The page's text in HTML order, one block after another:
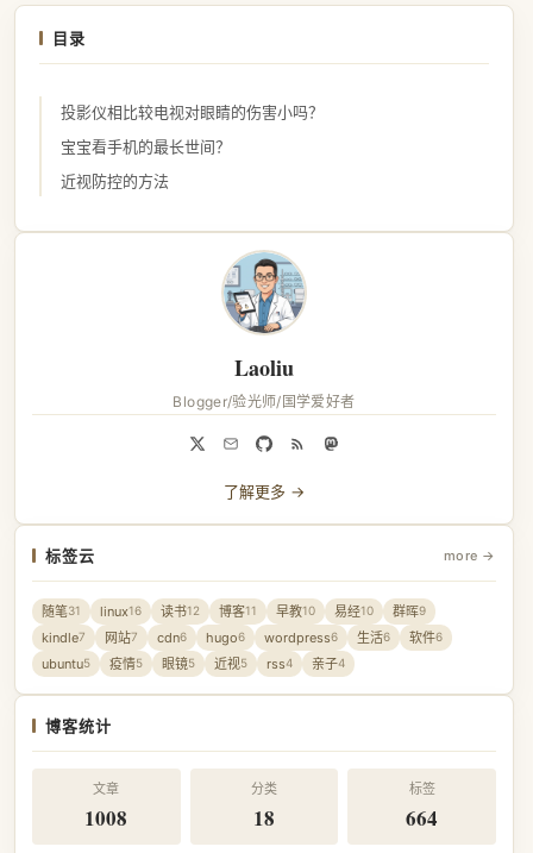
Laoliu
Blogger/验光师/国学爱好者
了解更多 →
标签云 more →
随笔31 linux16 读书12 博客11 早教10 易经10 群晖9
kindle7 网站7 cdn6 hugo6 wordpress6 生活6 软件6
ubuntu5 疫情5 眼镜5 近视5 rss4 亲子4
博客统计
文章
1008
分类
18
标签
664
目录
投影仪相比较电视对眼睛的伤害小吗？
宝宝看手机的最长世间？
近视防控的方法